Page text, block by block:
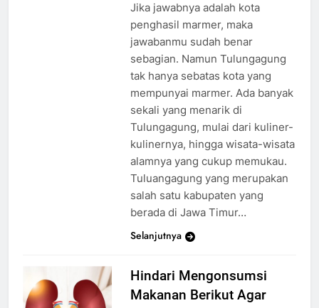
Jika jawabnya adalah kota
penghasil marmer, maka
jawabanmu sudah benar
sebagian. Namun Tulungagung
tak hanya sebatas kota yang
mempunyai marmer. Ada banyak
sekali yang menarik di
Tulungagung, mulai dari kuliner-
kulinernya, hingga wisata-wisata
alamnya yang cukup memukau.
Tuluangagung yang merupakan
salah satu kabupaten yang
berada di Jawa Timur…
Selanjutnya
Hindari Mengonsumsi
Makanan Berikut Agar